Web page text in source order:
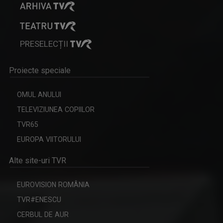
ISTORII DE BUN GUST
ȘTEFAN STOICA
PRESELECȚII
Proiecte speciale
OMUL ANULUI
TELEVIZIUNEA COPIILOR
TVR65
EUROPA VIITORULUI
Alte site-uri TVR
EUROVISION ROMÂNIA
TVR#ENESCU
CERBUL DE AUR